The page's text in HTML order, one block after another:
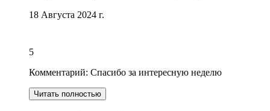
18 Августа 2024 г.
5
Комментарий: Спасибо за интересную неделю
Читать полностью